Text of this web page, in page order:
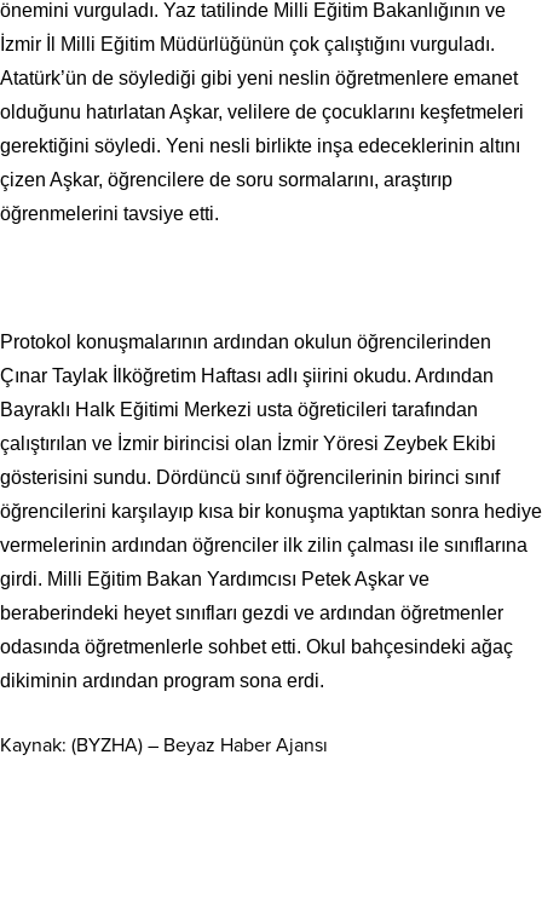
önemini vurguladı. Yaz tatilinde Milli Eğitim Bakanlığının ve
İzmir İl Milli Eğitim Müdürlüğünün çok çalıştığını vurguladı.
Atatürk’ün de söylediği gibi yeni neslin öğretmenlere emanet
olduğunu hatırlatan Aşkar, velilere de çocuklarını keşfetmeleri
gerektiğini söyledi. Yeni nesli birlikte inşa edeceklerinin altını
çizen Aşkar, öğrencilere de soru sormalarını, araştırıp
öğrenmelerini tavsiye etti.
Protokol konuşmalarının ardından okulun öğrencilerinden
Çınar Taylak İlköğretim Haftası adlı şiirini okudu. Ardından
Bayraklı Halk Eğitimi Merkezi usta öğreticileri tarafından
çalıştırılan ve İzmir birincisi olan İzmir Yöresi Zeybek Ekibi
gösterisini sundu. Dördüncü sınıf öğrencilerinin birinci sınıf
öğrencilerini karşılayıp kısa bir konuşma yaptıktan sonra hediye
vermelerinin ardından öğrenciler ilk zilin çalması ile sınıflarına
girdi. Milli Eğitim Bakan Yardımcısı Petek Aşkar ve
beraberindeki heyet sınıfları gezdi ve ardından öğretmenler
odasında öğretmenlerle sohbet etti. Okul bahçesindeki ağaç
dikiminin ardından program sona erdi.
Kaynak: (BYZHA) – Beyaz Haber Ajansı